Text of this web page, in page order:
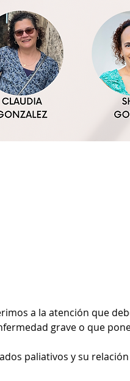
a la atención que
grave o que
paliativos y su